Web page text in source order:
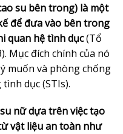
su bên trong) là một
để đưa vào bên trong
quan hệ tình dục(Tổ
Mục đích chính của nó
muốn và phòng chống
dục (STIs).
nữ dựa trên việc tạo
vật liệu an toàn như